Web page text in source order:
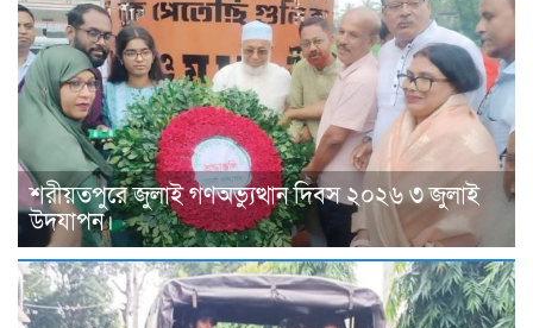
শরীয়তপুরে জুলাই গণঅভ্যুত্থান দিবস ২০২৬ ৩ জুলাই
উদযাপন।